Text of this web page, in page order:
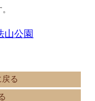
山公園
る